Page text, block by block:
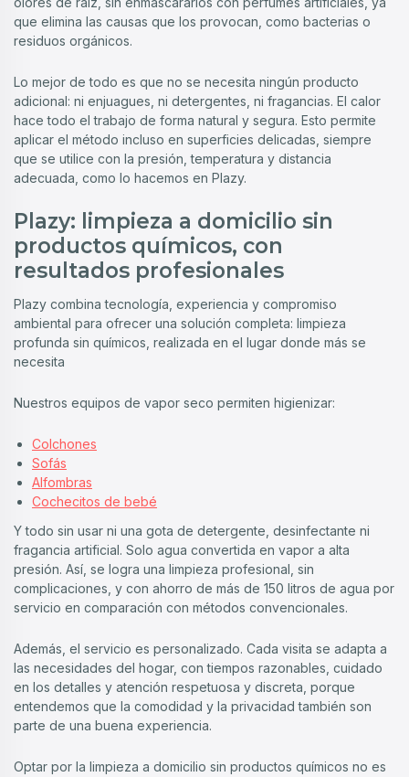
que elimina las causas que los provocan, como bacterias o
residuos orgánicos.
Lo mejor de todo es que no se necesita ningún producto
adicional: ni enjuagues, ni detergentes, ni fragancias. El calor
hace todo el trabajo de forma natural y segura. Esto permite
aplicar el método incluso en superficies delicadas, siempre
que se utilice con la presión, temperatura y distancia
adecuada, como lo hacemos en Plazy.
Plazy: limpieza a domicilio sin
productos químicos, con
resultados profesionales
Plazy combina tecnología, experiencia y compromiso
ambiental para ofrecer una solución completa: limpieza
profunda sin químicos, realizada en el lugar donde más se
necesita
Nuestros equipos de vapor seco permiten higienizar:
Colchones
Sofás
Alfombras
Cochecitos de bebé
Y todo sin usar ni una gota de detergente, desinfectante ni
fragancia artificial. Solo agua convertida en vapor a alta
presión. Así, se logra una limpieza profesional, sin
complicaciones, y con ahorro de más de 150 litros de agua por
servicio en comparación con métodos convencionales.
Además, el servicio es personalizado. Cada visita se adapta a
las necesidades del hogar, con tiempos razonables, cuidado
en los detalles y atención respetuosa y discreta, porque
entendemos que la comodidad y la privacidad también son
parte de una buena experiencia.
Optar por la limpieza a domicilio sin productos químicos no es